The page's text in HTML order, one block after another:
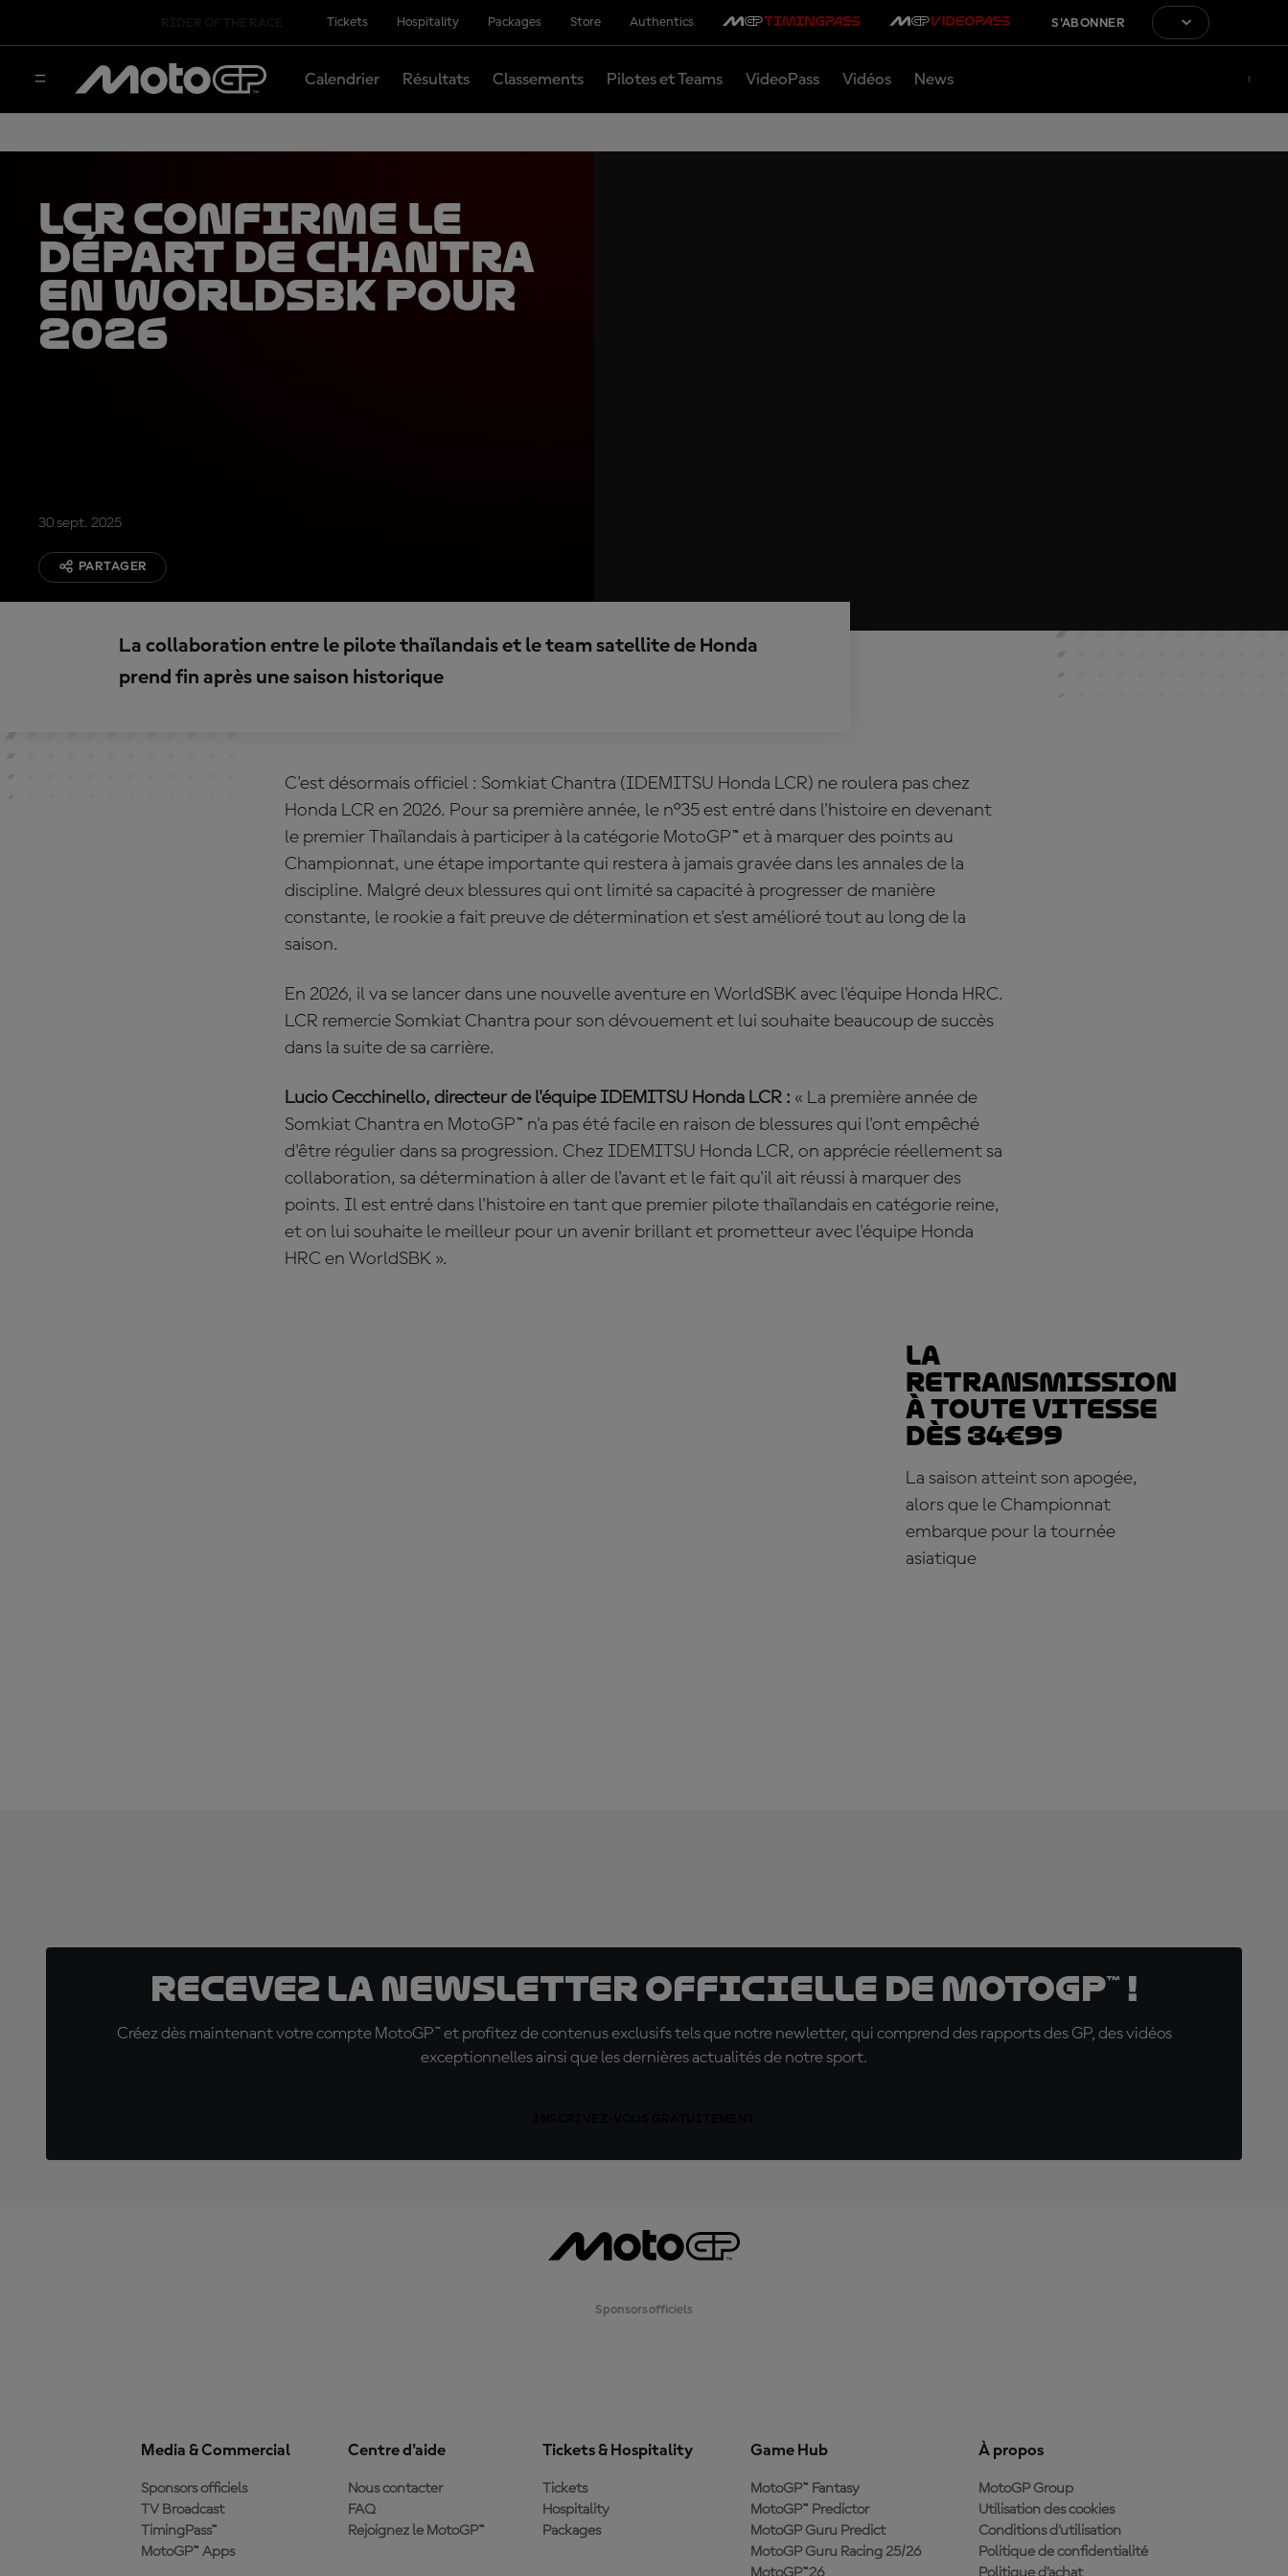
Tickets Hospitality Packages Store Authentics S'ABONNER
Calendrier Résultats Classements Pilotes et Teams VideoPass Vidéos News
LCR confirme le
départ de Chantra
en WorldSBK pour
2026
30 sept. 2025
PARTAGER
La collaboration entre le pilote thaïlandais et le team satellite de Honda
prend fin après une saison historique
C'est désormais officiel : Somkiat Chantra (IDEMITSU Honda LCR) ne roulera pas chez
Honda LCR en 2026. Pour sa première année, le n°35 est entré dans l'histoire en devenant
le premier Thaïlandais à participer à la catégorie MotoGP™ et à marquer des points au
Championnat, une étape importante qui restera à jamais gravée dans les annales de la
discipline. Malgré deux blessures qui ont limité sa capacité à progresser de manière
constante, le rookie a fait preuve de détermination et s'est amélioré tout au long de la
saison.
En 2026, il va se lancer dans une nouvelle aventure en WorldSBK avec l'équipe Honda HRC.
LCR remercie Somkiat Chantra pour son dévouement et lui souhaite beaucoup de succès
dans la suite de sa carrière.
Lucio Cecchinello, directeur de l'équipe IDEMITSU Honda LCR : « La première année de
Somkiat Chantra en MotoGP™ n'a pas été facile en raison de blessures qui l'ont empêché
d'être régulier dans sa progression. Chez IDEMITSU Honda LCR, on apprécie réellement sa
collaboration, sa détermination à aller de l'avant et le fait qu'il ait réussi à marquer des
points. Il est entré dans l'histoire en tant que premier pilote thaïlandais en catégorie reine,
et on lui souhaite le meilleur pour un avenir brillant et prometteur avec l'équipe Honda
HRC en WorldSBK ».
La
retransmission
à toute vitesse
dès 34€99
La saison atteint son apogée,
alors que le Championnat
embarque pour la tournée
asiatique
Recevez la Newsletter officielle de MotoGP™ !
Créez dès maintenant votre compte MotoGP™ et profitez de contenus exclusifs tels que notre newletter, qui comprend des rapports des GP, des vidéos
exceptionnelles ainsi que les dernières actualités de notre sport.
Sponsors officiels
Media & Commercial
Sponsors officiels
TV Broadcast
TimingPass™
MotoGP™ Apps
Centre d'aide
Nous contacter
FAQ
Rejoignez le MotoGP™
Tickets & Hospitality
Tickets
Hospitality
Packages
Game Hub
MotoGP™ Fantasy
MotoGP™ Predictor
MotoGP Guru Predict
MotoGP Guru Racing 25/26
À propos
MotoGP Group
Utilisation des cookies
Conditions d'utilisation
Politique de confidentialité